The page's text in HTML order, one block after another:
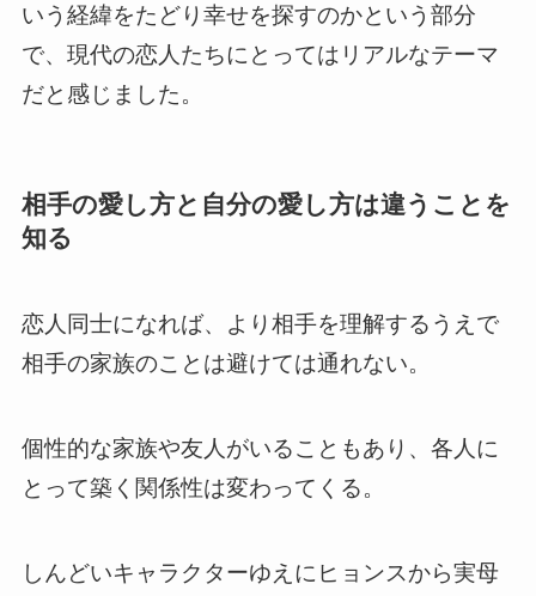
いう経緯をたどり幸せを探すのかという部分
で、 現代の恋人たちにとってはリアルなテーマ
だと感じました。
相手の愛し方と自分の愛し方は違うことを
知る
恋人同士になれば、より相手を理解するうえで
相手の家族のことは避けては通れない。
個性的な家族や友人がいることもあり、各人に
とって築く関係性は変わってくる。
しんどいキャラクターゆえにヒョンスから実母